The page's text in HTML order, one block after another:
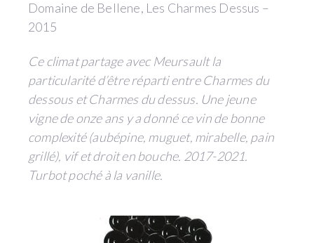
Domaine de Bellene, Les Charmes Dessus –
2015
Ce climat partage avec Meursault la
particularité d’être réparti entre Charmes du
dessous et Charmes du dessus. Une jeune
vigne de onze ans y a donné ce vin de bonne
complexité (aubépine, muguet, mirabelle, pain
grillé), vif et droit en bouche. 2017-2021.
Turbot poché à la vanille.